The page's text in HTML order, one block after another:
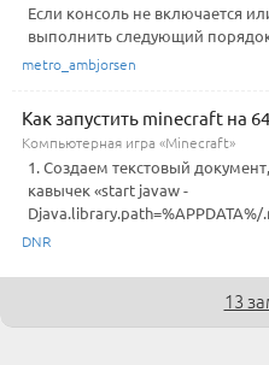
Если консоль не включается
выполнить следующий
metro_ambjorsen
Как запустить minecraft на
Компьютерная игра «Minecraft»
1. Создаем текстовый
кавычек «start javaw -
DNR
13